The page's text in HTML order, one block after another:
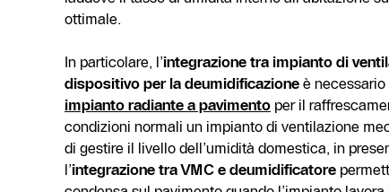
ottimale.
In particolare, l’integrazione tra impianto di
dispositivo per la deumidificazione è
impianto radiante a pavimento per il
condizioni normali un impianto di ventilazione
di gestire il livello dell’umidità domestica, in
l’integrazione tra VMC e deumidificatore